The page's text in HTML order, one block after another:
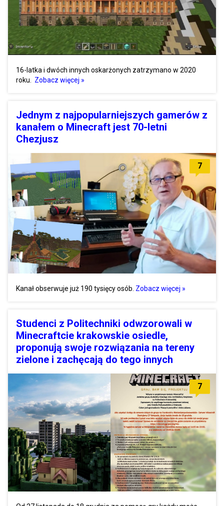
16-latka i dwóch innych oskarżonych zatrzymano w 2020
roku. Zobacz więcej »
Jednym z najpopularniejszych gamerów z
kanałem o Minecraft jest 70-letni
Chezjusz
7
Kanał obserwuje już 190 tysięcy osób. Zobacz więcej »
Studenci z Politechniki odwzorowali w
Minecraftcie krakowskie osiedle,
proponują swoje rozwiązania na tereny
zielone i zachęcają do tego innych
7